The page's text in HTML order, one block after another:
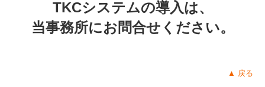
TKCシステムの導入は、
当事務所にお問合せください。
▲ 戻る